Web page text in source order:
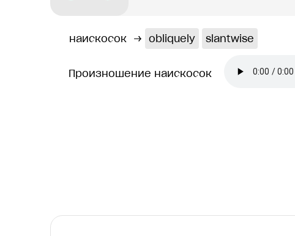
наискосок → obliquely slantwise
Произношение наискосок